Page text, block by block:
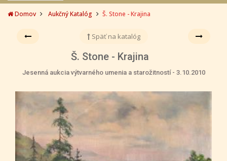
Domov Aukčný Katalóg Š. Stone - Krajina
Späť na katalóg
Š. Stone - Krajina
Jesenná aukcia výtvarného umenia a starožitností - 3.10.2010